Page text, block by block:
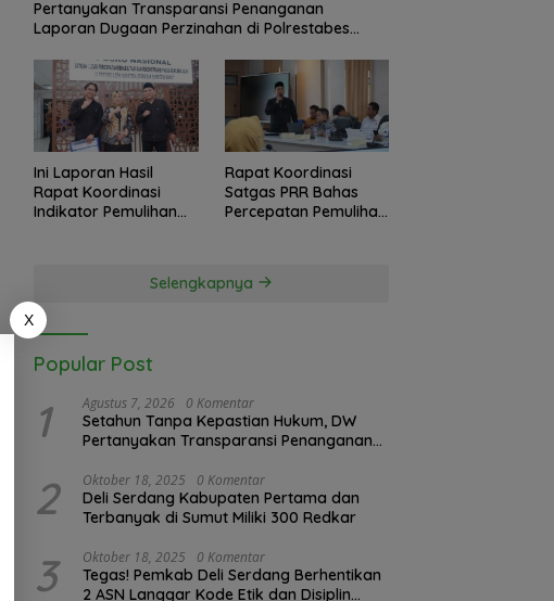
Pertanyakan Transparansi Penanganan
Laporan Dugaan Perzinahan di Polrestabes
Ini Laporan Hasil
Rapat Koordinasi
Indikator Pemulihan
Rapat Koordinasi
Satgas PRR Bahas
Percepatan Pemulihan
Selengkapnya
Popular Post
1 Agustus 7, 2026 0 Komentar
Setahun Tanpa Kepastian Hukum, DW
Pertanyakan Transparansi Penanganan
Polrestabes Medan
2 Oktober 18, 2025 0 Komentar
Deli Serdang Kabupaten Pertama dan
Terbanyak di Sumut Miliki 300 Redkar
3 Oktober 18, 2025 0 Komentar
Tegas! Pemkab Deli Serdang Berhentikan
2 ASN Langgar Kode Etik dan Disiplin
X